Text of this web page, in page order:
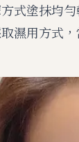
式塗抹均
濕用方式